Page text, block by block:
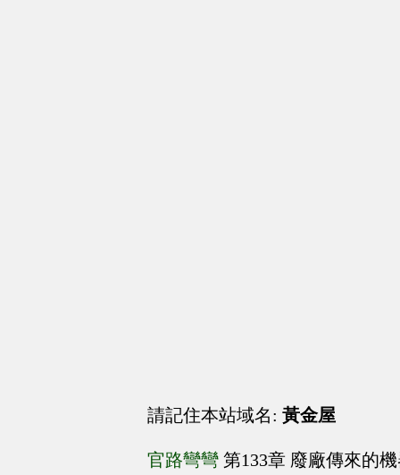
請記住本站域名: 黃金屋
官路彎彎 第133章 廢廠傳來的